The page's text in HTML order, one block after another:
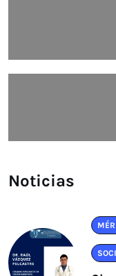
Noticias